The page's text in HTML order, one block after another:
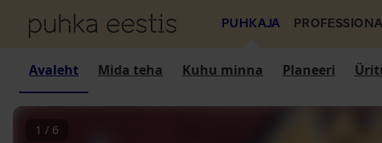
PUHKAJA
Avaleht Mida teha Kuhu minna Planeeri
1 / 6